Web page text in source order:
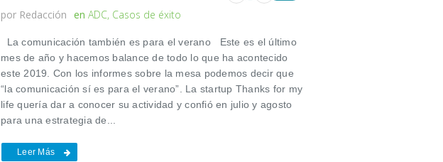
por Redacción en ADC, Casos de éxito
La comunicación también es para el verano Este es el último
mes de año y hacemos balance de todo lo que ha acontecido
este 2019. Con los informes sobre la mesa podemos decir que
“la comunicación sí es para el verano”. La startup Thanks for my
life quería dar a conocer su actividad y confió en julio y agosto
para una estrategia de...
Leer Más